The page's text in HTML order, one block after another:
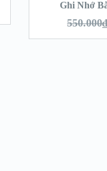
Ghi Nhớ
550.000